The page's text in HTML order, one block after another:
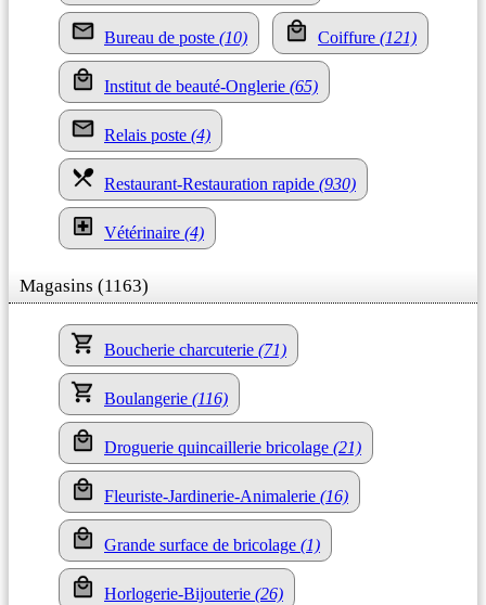
Bureau de poste (10) Coiffure (121)
Institut de beauté-Onglerie (65)
Relais poste (4)
Restaurant-Restauration rapide (930)
Vétérinaire (4)
Magasins (1163)
Boucherie charcuterie (71)
Boulangerie (116)
Droguerie quincaillerie bricolage (21)
Fleuriste-Jardinerie-Animalerie (16)
Grande surface de bricolage (1)
Horlogerie-Bijouterie (26)